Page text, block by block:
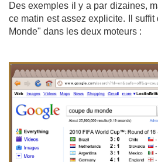
Des exemples il y a par dizaines,
ce matin est assez explicite. Il
Monde" dans les deux moteurs :